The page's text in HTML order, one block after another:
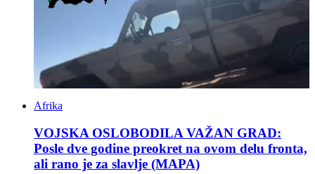
Afrika
VOJSKA OSLOBODILA VAŽAN GRAD:
Posle dve godine preokret na ovom delu fronta,
ali rano je za slavlje (MAPA)